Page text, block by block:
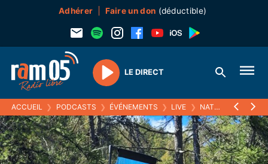
Adhérer Faire un don (déductible)
Play
LE DIRECT
ACCUEIL ❯ PODCASTS ❯ ÉVÉNEMENTS ❯ LIVE ❯ NATURE CONNEXION 2024